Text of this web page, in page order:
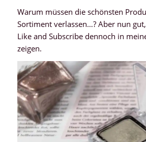
Warum müssen die schönsten
Sortiment verlassen…? Aber nun
Like and Subscribe dennoch in
zeigen.